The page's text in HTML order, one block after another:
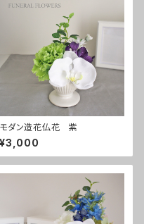
モダン造花仏花 紫
¥3,000